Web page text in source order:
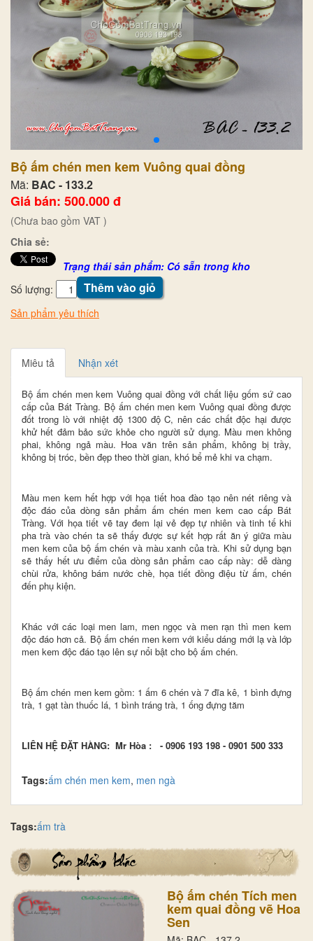
Bộ ấm chén men kem Vuông quai đồng
Mã: BAC - 133.2
Giá bán: 500.000 đ
(Chưa bao gồm VAT )
Chia sẻ:
Trạng thái sản phẩm: Có sẵn trong kho
Số lượng:
Thêm vào giỏ
Sản phẩm yêu thích
Miêu tả Nhận xét
Bộ ấm chén men kem Vuông quai đồng với chất liệu gốm sứ cao
cấp của Bát Tràng. Bộ ấm chén men kem Vuông quai đồng được
đốt trong lò với nhiệt độ 1300 độ C, nên các chất độc hại được
khử hết đảm bảo sức khỏe cho người sử dụng. Màu men không
phai, không ngả màu. Hoa văn trên sản phẩm, không bị trầy,
không bị tróc, bền đẹp theo thời gian, khó bể mẻ khi va chạm.
Màu men kem hết hợp với họa tiết hoa đào tạo nên nét riêng và
độc đáo của dòng sản phẩm ấm chén men kem cao cấp Bát
Tràng. Với họa tiết vẽ tay đem lại vẻ đẹp tự nhiên và tinh tế khi
pha trà vào chén ta sẽ thấy được sự kết hợp rất ăn ý giữa màu
men kem của bộ ấm chén và màu xanh của trà. Khi sử dụng bạn
sẽ thấy hết ưu điểm của dòng sản phẩm cao cấp này: dễ dàng
chùi rửa, không bám nước chè, họa tiết đồng điệu từ ấm, chén
đến phụ kiện.
Khác với các loại men lam, men ngọc và men rạn thì men kem
độc đáo hơn cả. Bộ ấm chén men kem với kiểu dáng mới lạ và lớp
men kem độc đáo tạo lên sự nổi bật cho bộ ấm chén.
Bộ ấm chén men kem gồm: 1 ấm 6 chén và 7 đĩa kê, 1 bình đựng
trà, 1 gạt tàn thuốc lá, 1 bình tráng trà, 1 ống đựng tăm
LIÊN HỆ ĐẶT HÀNG: Mr Hòa : - 0906 193 198 - 0901 500 333
Tags:ấm chén men kem, men ngà
Tags:ấm trà
Bộ ấm chén Tích men
kem quai đồng vẽ Hoa
Sen